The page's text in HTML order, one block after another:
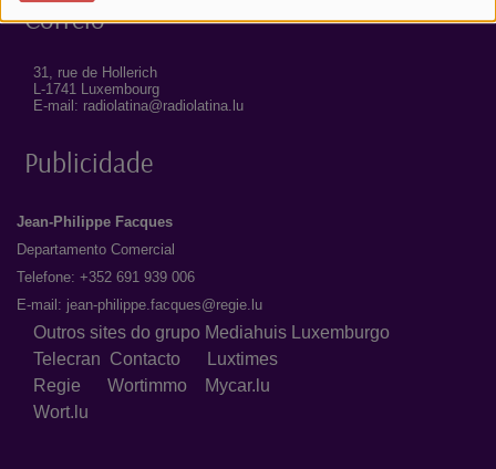
Correio
31, rue de Hollerich
L-1741 Luxembourg
E-mail: radiolatina@radiolatina.lu
Publicidade
Jean-Philippe Facques
Departamento Comercial
Telefone: +352 691 939 006
E-mail: jean-philippe.facques@regie.lu
Outros sites do grupo Mediahuis Luxemburgo
Telecran Contacto
Luxtimes
Regie Wortimmo
Mycar.lu
Wort.lu